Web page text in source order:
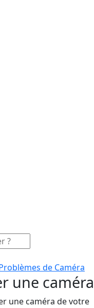
de Caméra
une caméra
une caméra de votre